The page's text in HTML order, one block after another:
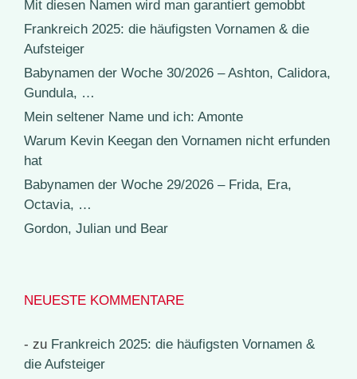
Mit diesen Namen wird man garantiert gemobbt
Frankreich 2025: die häufigsten Vornamen & die
Aufsteiger
Babynamen der Woche 30/2026 – Ashton, Calidora,
Gundula, …
Mein seltener Name und ich: Amonte
Warum Kevin Keegan den Vornamen nicht erfunden
hat
Babynamen der Woche 29/2026 – Frida, Era,
Octavia, …
Gordon, Julian und Bear
NEUESTE KOMMENTARE
- zu Frankreich 2025: die häufigsten Vornamen &
die Aufsteiger